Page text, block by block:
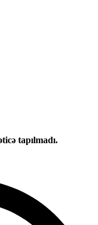
tapılmadı.